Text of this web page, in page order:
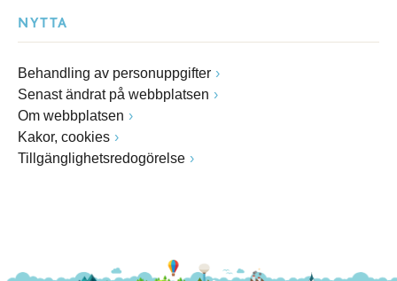
NYTTA
Behandling av personuppgifter
Senast ändrat på webbplatsen
Om webbplatsen
Kakor, cookies
Tillgänglighetsredogörelse